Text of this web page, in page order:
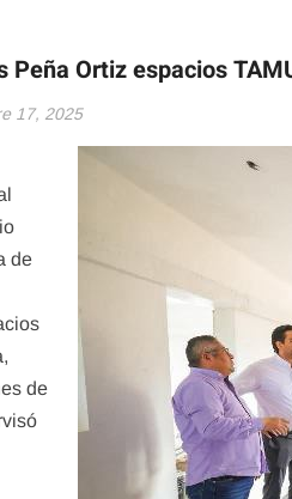
Peña Ortiz espacios
17, 2025
de
de